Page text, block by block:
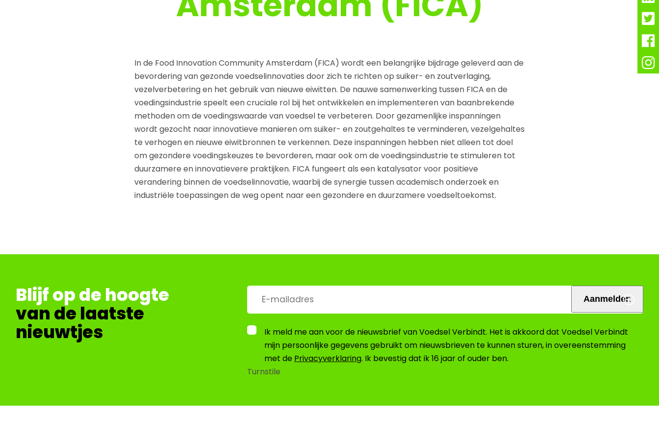
In de Food Innovation Community Amsterdam (FICA) wordt een belangrijke bijdrage geleverd aan de
bevordering van gezonde voedselinnovaties door zich te richten op suiker- en zoutverlaging,
vezelverbetering en het gebruik van nieuwe eiwitten. De nauwe samenwerking tussen FICA en de
voedingsindustrie speelt een cruciale rol bij het ontwikkelen en implementeren van baanbrekende
methoden om de voedingswaarde van voedsel te verbeteren. Door gezamenlijke inspanningen
wordt gezocht naar innovatieve manieren om suiker- en zoutgehaltes te verminderen, vezelgehaltes
te verhogen en nieuwe eiwitbronnen te verkennen. Deze inspanningen hebben niet alleen tot doel
om gezondere voedingskeuzes te bevorderen, maar ook om de voedingsindustrie te stimuleren tot
duurzamere en innovatievere praktijken. FICA fungeert als een katalysator voor positieve
verandering binnen de voedselinnovatie, waarbij de synergie tussen academisch onderzoek en
industriële toepassingen de weg opent naar een gezondere en duurzamere voedseltoekomst.
Blijf op de hoogte
van de laatste
nieuwtjes
mailadres*
Aanmelden
*
Ik meld me aan voor de nieuwsbrief van Voedsel Verbindt. Het is akkoord dat Voedsel Verbindt
mijn persoonlijke gegevens gebruikt om nieuwsbrieven te kunnen sturen, in overeenstemming
met de Privacyverklaring. Ik bevestig dat ik 16 jaar of ouder ben.
Turnstile